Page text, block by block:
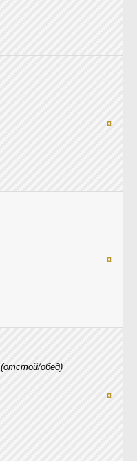
¤
¤
(отстой/обед)
¤